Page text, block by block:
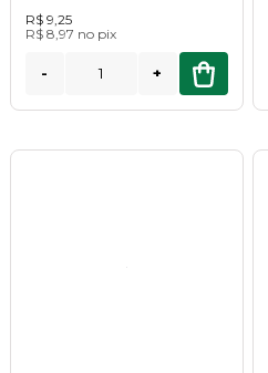
R$ 9,25
R$ 8,97 no pix
- +